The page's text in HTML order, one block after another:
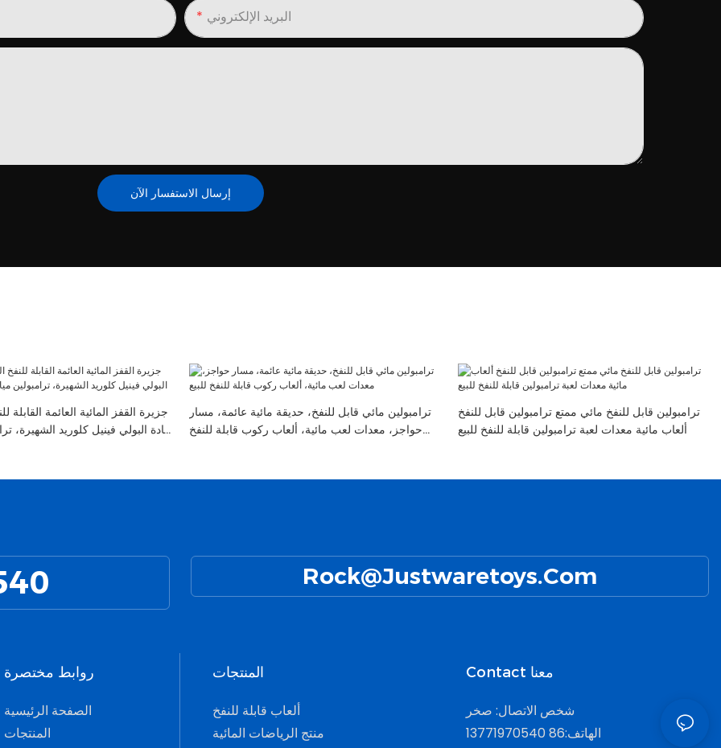
البريد الإلكتروني
إرسال الاستفسار الآن
جزيرة القفز المائية العائمة
مادة البولي فينيل كلوريد الشهيرة،
ترامبولين مائي قابل للنفخ، حديقة مائية عائمة، مسار
حواجز، معدات لعب مائية، ألعاب ركوب قابلة للنفخ
ترامبولين قابل للنفخ مائي ممتع ترامبولين قابل للنفخ
ألعاب مائية معدات لعبة ترامبولين قابلة للنفخ للبيع
Rock@Justwaretoys.com
روابط مختصرة
الصفحة الرئيسية
المنتجات
المنتجات
ألعاب قابلة للنفخ
منتج الرياضات المائية
Contact معنا
شخص الاتصال: صخر
الهاتف:86 13771970540